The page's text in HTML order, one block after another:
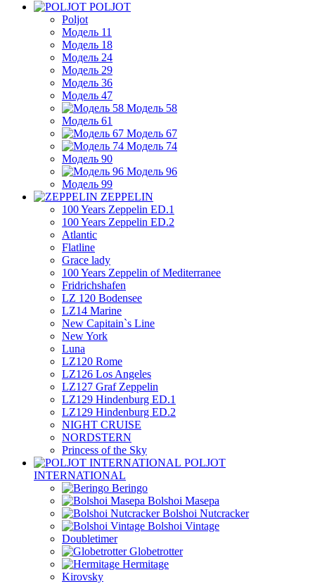
POLJOT
Poljot
Модель 11
Модель 18
Модель 24
Модель 29
Модель 36
Модель 47
Модель 58
Модель 61
Модель 67
Модель 74
Модель 90
Модель 96
Модель 99
ZEPPELIN
100 Years Zeppelin ED.1
100 Years Zeppelin ED.2
Atlantic
Flatline
Grace lady
100 Years Zeppelin of Mediterranee
Fridrichshafen
LZ 120 Bodensee
LZ14 Marine
New Capitain`s Line
New York
Luna
LZ120 Rome
LZ126 Los Angeles
LZ127 Graf Zeppelin
LZ129 Hindenburg ED.1
LZ129 Hindenburg ED.2
NIGHT CRUISE
NORDSTERN
Princess of the Sky
POLJOT
INTERNATIONAL
Beringo
Bolshoi Masepa
Bolshoi Nutcracker
Bolshoi Vintage
Doubletimer
Globetrotter
Hermitage
Kirovsky